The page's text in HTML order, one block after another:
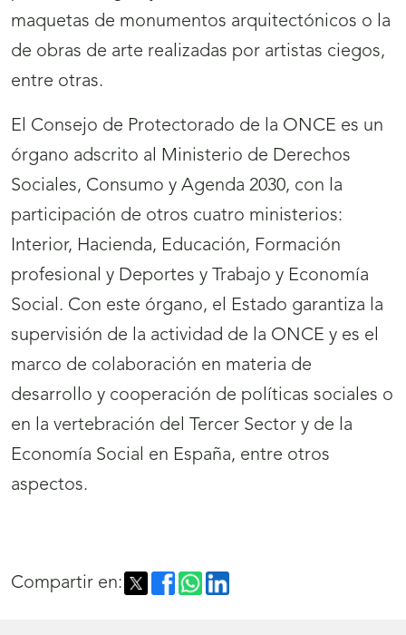
maquetas de monumentos arquitectónicos o la
de obras de arte realizadas por artistas ciegos,
entre otras.
El Consejo de Protectorado de la ONCE es un
órgano adscrito al Ministerio de Derechos
Sociales, Consumo y Agenda 2030, con la
participación de otros cuatro ministerios:
Interior, Hacienda, Educación, Formación
profesional y Deportes y Trabajo y Economía
Social. Con este órgano, el Estado garantiza la
supervisión de la actividad de la ONCE y es el
marco de colaboración en materia de
desarrollo y cooperación de políticas sociales o
en la vertebración del Tercer Sector y de la
Economía Social en España, entre otros
aspectos.
Compartir en: